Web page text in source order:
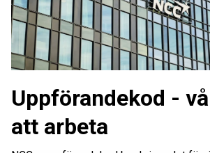
Uppförandekod -
att arbeta